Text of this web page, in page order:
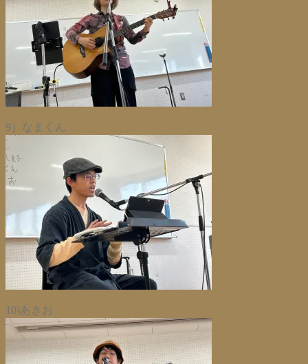
9）なまくん
10)あきお